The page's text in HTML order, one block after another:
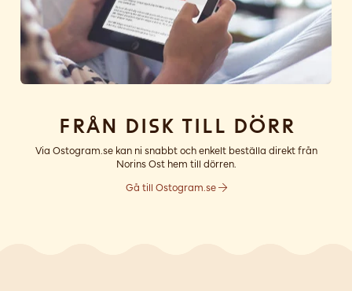
Från disk till dörr
Via Ostogram.se kan ni snabbt och enkelt beställa direkt från
Norins Ost hem till dörren.
Gå till Ostogram.se